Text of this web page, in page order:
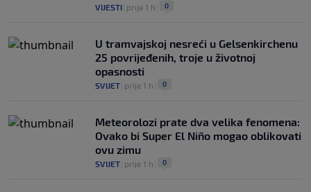
VIJESTI prije 1 h 0
U tramvajskoj nesreći u Gelsenkirchenu
25 povrijeđenih, troje u životnoj
opasnosti
SVIJET prije 1 h 0
Meteorolozi prate dva velika fenomena:
Ovako bi Super El Niño mogao oblikovati
ovu zimu
SVIJET prije 1 h 0